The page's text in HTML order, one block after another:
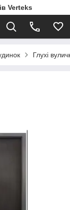
Verteks
Глухі